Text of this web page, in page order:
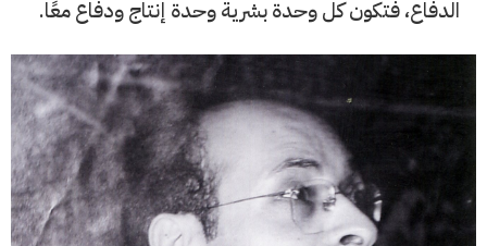
الدفاع، فتكون كل وحدة بشرية وحدة إنتاج ودفاع معًا.